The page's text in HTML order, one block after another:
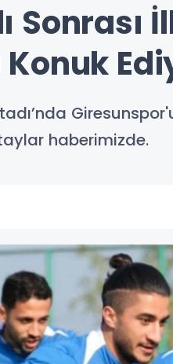
Sonrası
haberimizde.